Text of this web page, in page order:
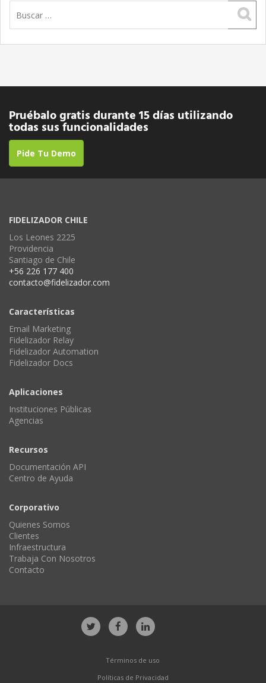
Pruébalo gratis durante 15 días utilizando
todas sus funcionalidades
Pide Tu Demo
FIDELIZADOR CHILE
Los Leones 2225
Providencia
Santiago de Chile
+56 226 177 400
contacto@fidelizador.com
Características
Email Marketing
Fidelizador Relay
Fidelizador Automation
Fidelizador Docs
Aplicaciones
Instituciones Públicas
Agencias
Recursos
Documentación API
Centro de Ayuda
Corporativo
Quienes Somos
Clientes
Infraestructura
Trabaja Con Nosotros
Contacto
Términos de uso
Políticas de Privacidad